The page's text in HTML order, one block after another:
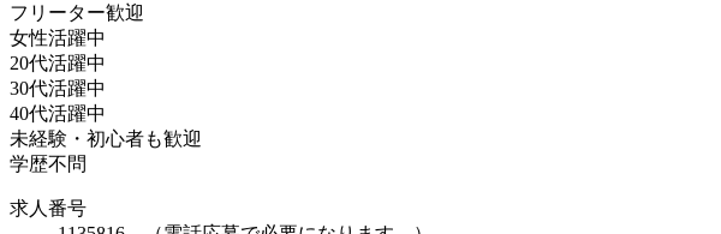
フリーター歓迎
女性活躍中
20代活躍中
30代活躍中
40代活躍中
未経験・初心者も歓迎
学歴不問
求人番号